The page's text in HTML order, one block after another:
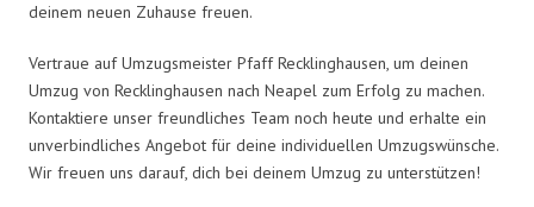
deinem neuen Zuhause freuen.
Vertraue auf Umzugsmeister Pfaff Recklinghausen, um deinen
Umzug von Recklinghausen nach Neapel zum Erfolg zu machen.
Kontaktiere unser freundliches Team noch heute und erhalte ein
unverbindliches Angebot für deine individuellen Umzugswünsche.
Wir freuen uns darauf, dich bei deinem Umzug zu unterstützen!